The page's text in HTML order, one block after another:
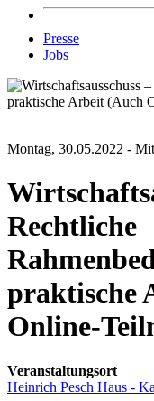
Presse
Jobs
Montag, 30.05.2022 -
Rechtliche
praktische
Online-
Veranstaltungsort
Heinrich Pesch Haus -